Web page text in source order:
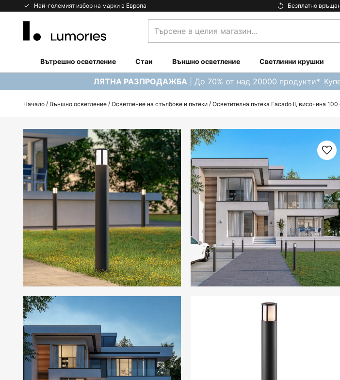
Най-големият избор на марки в Европа Безплатно
Прескачане
магазин...
Вътрешно осветление Стаи Външно осветление Светлинни крушки
ЛЯТНА РАЗПРОДАЖБА | До 70% от над 20000 продукти*
Начало Външно осветление Осветление на стълбове и пътеки Осветителна пътека Facado II, височина
Преминете
към
края
на
галерията
на
изображенията